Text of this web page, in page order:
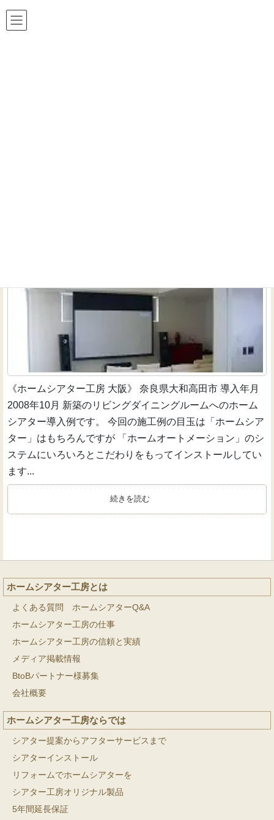
《ホームシアター工房 大阪》 奈良県大和高田市 導入年月
2008年10月 新築のリビングダイニングルームへのホーム
シアター導入例です。 今回の施工例の目玉は「ホームシア
ター」はもちろんですが 「ホームオートメーション」のシ
ステムにいろいろとこだわりをもってインストールしてい
ます...
続きを読む
ホームシアター工房とは
よくある質問 ホームシアターQ&A
ホームシアター工房の仕事
ホームシアター工房の信頼と実績
メディア掲載情報
BtoBパートナー様募集
会社概要
ホームシアター工房ならでは
シアター提案からアフターサービスまで
シアターインストール
リフォームでホームシアターを
シアター工房オリジナル製品
5年間延長保証